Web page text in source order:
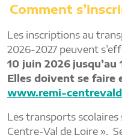
Comment
Les inscriptions au
2026-2027 peuvent
10 juin 2026
Elles doivent se faire
www.remi-
Les transports
Centre-Val de Loire ».